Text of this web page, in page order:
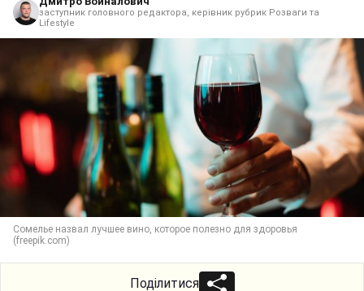
заступник головного редактора, керівник рубрик Розваги та
Lifestyle
Сомелье назвал лучшее вино, которое полезно для здоровья
(freepik.com)
Поділитися